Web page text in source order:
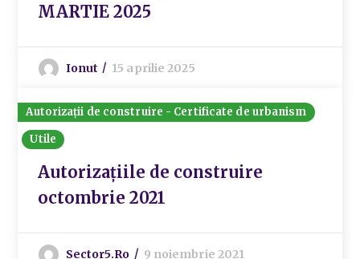
MARTIE 2025
Ionut 15 aprilie 2025
Autorizații de construire - Certificate de urbanism
Utile
Autorizațiile de construire
octombrie 2021
Sector5.ro 9 noiembrie 2021